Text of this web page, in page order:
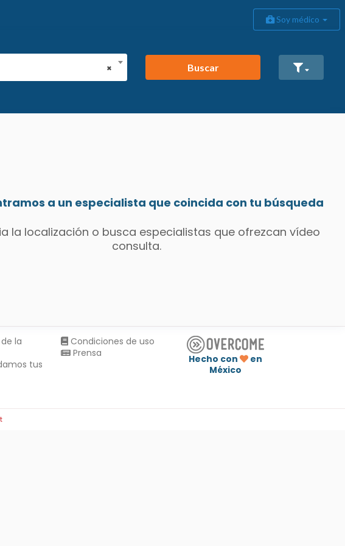
Soy médico
×
Buscar
a un especialista que coincida con tu búsqueda
la localización o busca especialistas que ofrezcan vídeo
consulta.
la
tus
Condiciones de uso
Prensa
Hecho con
en
México